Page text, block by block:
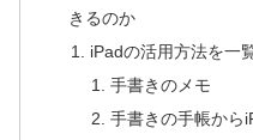
きるのか
iPadの活用方法を一
手書きのメモ
手書きの手帳から